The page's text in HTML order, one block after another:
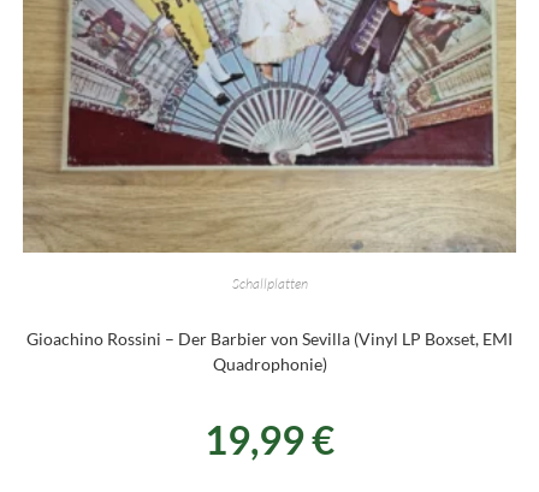
Schallplatten
Gioachino Rossini – Der Barbier von Sevilla (Vinyl LP Boxset, EMI
Quadrophonie)
19,99€